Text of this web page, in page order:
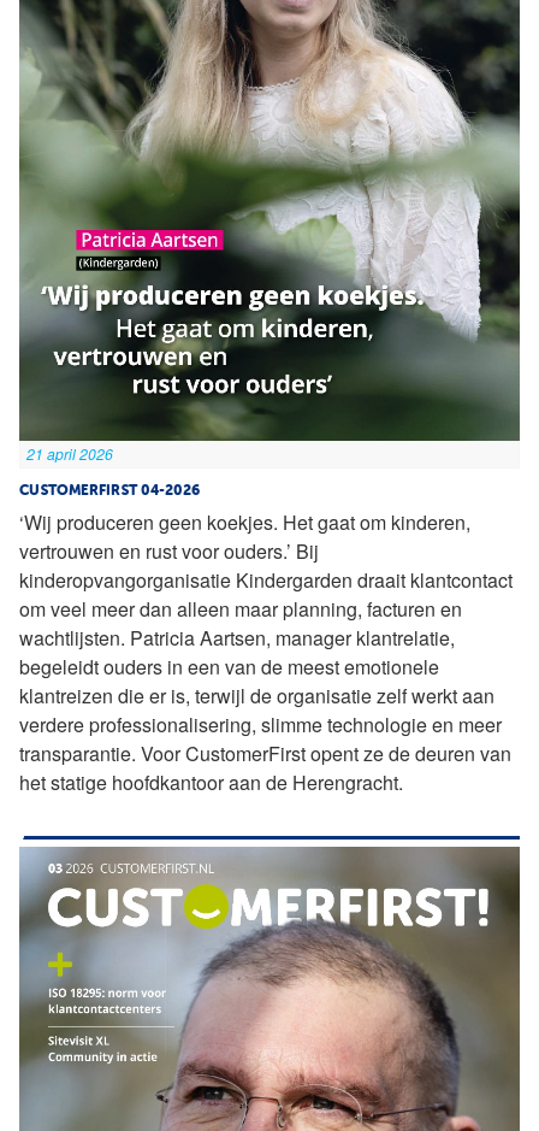
21 april 2026
CUSTOMERFIRST 04-2026
‘Wij produceren geen koekjes. Het gaat om kinderen,
vertrouwen en rust voor ouders.’ Bij
kinderopvangorganisatie Kindergarden draait klantcontact
om veel meer dan alleen maar planning, facturen en
wachtlijsten. Patricia Aartsen, manager klantrelatie,
begeleidt ouders in een van de meest emotionele
klantreizen die er is, terwijl de organisatie zelf werkt aan
verdere professionalisering, slimme technologie en meer
transparantie. Voor CustomerFirst opent ze de deuren van
het statige hoofdkantoor aan de Herengracht.